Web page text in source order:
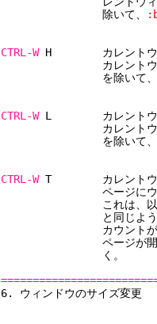
除いて、
CTRL-WH カレントウィン
カレントウィンドウに
を除いて、
CTRL-WL カレントウィンド
カレントウィンドウに
を除いて、
CTRL-WT カレントウィン
ページにウィンドウが
これは、以前のウィ
と同じように動
カウントが指定される
ページが開く。指定さ
く。
6. ウィンド